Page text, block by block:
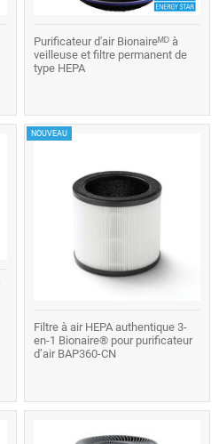
Purificateur d'air Bionaireᴹᴰ à
veilleuse et filtre permanent de
type HEPA
NOUVEAU
Filtre à air HEPA authentique 3-
en-1 Bionaire® pour purificateur
d’air BAP360-CN